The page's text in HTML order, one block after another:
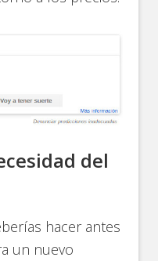
del
hacer antes
un nuevo